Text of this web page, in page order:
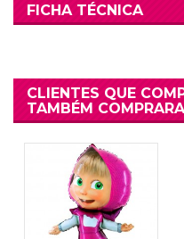
FICHA TÉCNICA
CLIENTES QUE
TAMBÉM